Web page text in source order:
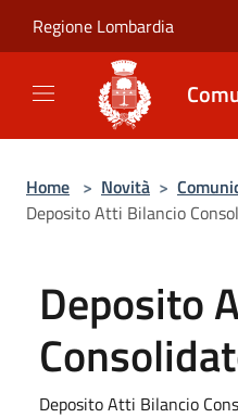
Regione Lombardia
Home > Novità >
Deposito Atti Bilancio
Deposito
Deposito Atti Bilancio